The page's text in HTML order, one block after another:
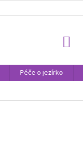
Péče o jezírko